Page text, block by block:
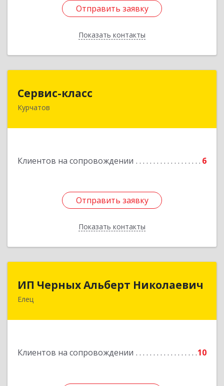
Отправить заявку
Показать контакты
Отправить заявку
Назад
Сервис-класс
Курчатов
Клиентов на сопровождении 6
Отправить заявку
Показать контакты
Подробнее
Отправить заявку
Назад
ИП Черных Альберт Николаевич
Елец
Клиентов на сопровождении 10
ИП Черных Альберт Николаевич
399771, Липецкая обл, Елец г, Н.Гусевой ул, 56А